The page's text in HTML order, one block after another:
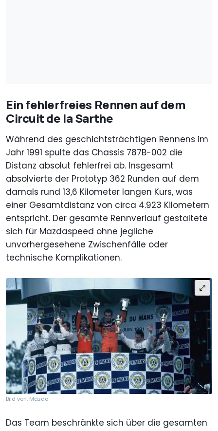
Ein fehlerfreies Rennen auf dem
Circuit de la Sarthe
Während des geschichtsträchtigen Rennens im
Jahr 1991 spulte das Chassis 787B-002 die
Distanz absolut fehlerfrei ab. Insgesamt
absolvierte der Prototyp 362 Runden auf dem
damals rund 13,6 Kilometer langen Kurs, was
einer Gesamtdistanz von circa 4.923 Kilometern
entspricht. Der gesamte Rennverlauf gestaltete
sich für Mazdaspeed ohne jegliche
unvorhergesehene Zwischenfälle oder
technische Komplikationen.
Bild von: Mazda
Das Team beschränkte sich über die gesamten